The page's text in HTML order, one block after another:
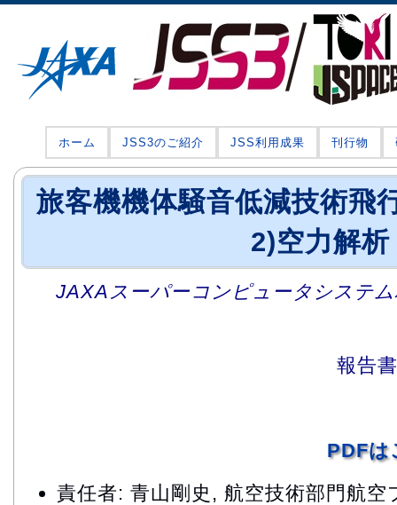
ホーム JSS3のご紹介 JSS利用成果 刊行物
旅客機機体騒音低減技術飛
2)空力解析
JAXAスーパーコンピュータシステ
報告
PDFは
責任者: 青山剛史, 航空技術部門航